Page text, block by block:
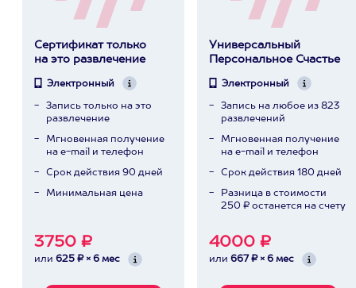
Сертификат только
на это развлечение
Электронный
Запись только на это
развлечение
Мгновенная получение
на e-mail и телефон
Срок действия 90 дней
Минимальная цена
3750 ₽
или 625 ₽ × 6 мес
Универсальный
Персональное Счастье
Электронный
Запись на любое из 823
развлечений
Мгновенная получение
на e-mail и телефон
Срок действия 180 дней
Разница в стоимости
250 ₽ останется на счету
4000 ₽
или 667 ₽ × 6 мес